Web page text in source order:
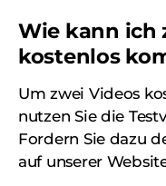
Wie kann ich
kostenlos
Um zwei Videos
nutzen Sie die
Fordern Sie dazu
auf unserer